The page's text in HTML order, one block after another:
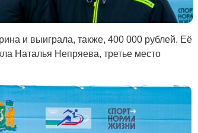
и выиграла, также, 400 000 рублей. Её
Наталья Непряева, третье место